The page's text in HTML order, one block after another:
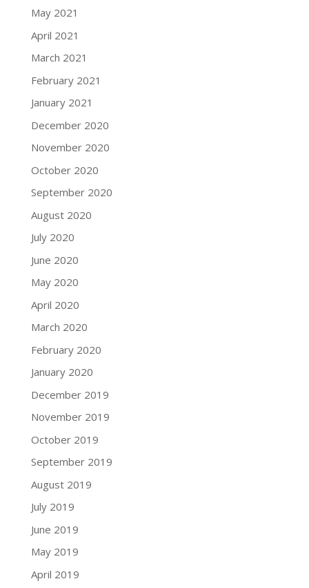
May 2021
April 2021
March 2021
February 2021
January 2021
December 2020
November 2020
October 2020
September 2020
August 2020
July 2020
June 2020
May 2020
April 2020
March 2020
February 2020
January 2020
December 2019
November 2019
October 2019
September 2019
August 2019
July 2019
June 2019
May 2019
April 2019